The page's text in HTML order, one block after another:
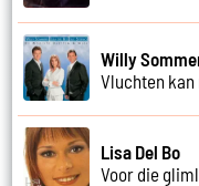
Willy
Vluchten
Lisa Del Bo
Voor die